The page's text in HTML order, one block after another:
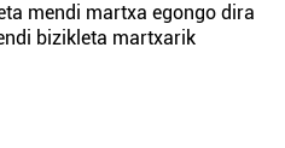
mendi martxa egongo dira
bizikleta martxarik